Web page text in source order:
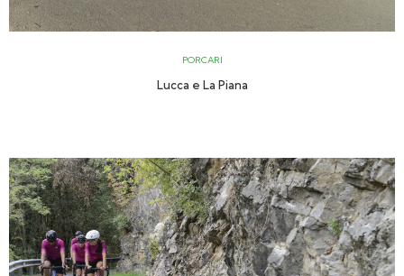
PORCARI
Lucca e La Piana